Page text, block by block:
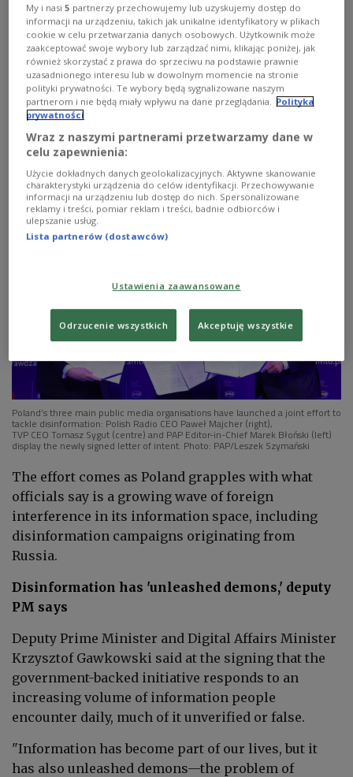
manipulation works.
The website, expected to launch later this month,
will be supported by public institutions and will
develop its own editorial team.
The initiative follows a letter of intent signed on
Thursday in Warsaw by
Polish Radio CEO Paweł
Majcher, TVP CEO Tomasz Sygut and PAP Editor-in-
Chief Marek Błoński.
Poland’s three main public media organisations have launched a joint effort to
tackle disinformation: Polish Radio CEO Paweł Majcher (right),
TVP CEO Tomasz Sygut (centre) and PAP Editor-in-Chief Marek Błoński (left)
display the newly signed letter of intent. Photo: PAP/Leszek Szymański
The effort comes as Poland grapples with what
officials say is a growing wave of foreign
interference in its information space, including
disinformation campaigns originating from
Russia.
Disinformation has 'unleashed demons,' deputy
PM says
Deputy Prime Minister and Digital Affairs Minister
Krzysztof Gawkowski said at the signing that the
government-backed initiative responds to an
increasing volume of information people
encounter daily, much of it unverified or false.
"Information has become part of our lives, but it
has also unleashed demons—the problem of
My i nasi5 partnerzy przechowujemy lub uzyskujemy dostęp do
informacji na urządzeniu, takich jak unikalne identyfikatory w plikach
cookie w celu przetwarzania danych osobowych. Użytkownik może
zaakceptować swoje wybory lub zarządzać nimi, klikając poniżej, jak
również skorzystać z prawa do sprzeciwu na podstawie prawnie
uzasadnionego interesu lub w dowolnym momencie na stronie
polityki prywatności. Te wybory będą sygnalizowane naszym
partnerom i nie będą miały wpływu na dane przeglądania.
Polityka
prywatności
Wraz z naszymi partnerami przetwarzamy dane w
celu zapewnienia:
Użycie dokładnych danych geolokalizacyjnych. Aktywne skanowanie
charakterystyki urządzenia do celów identyfikacji. Przechowywanie
informacji na urządzeniu lub dostęp do nich. Spersonalizowane
reklamy i treści, pomiar reklam i treści, badnie odbiorców i
ulepszanie usług.
Lista partnerów (dostawców)
Ustawienia zaawansowane
Odrzucenie wszystkich Akceptuję wszystkie